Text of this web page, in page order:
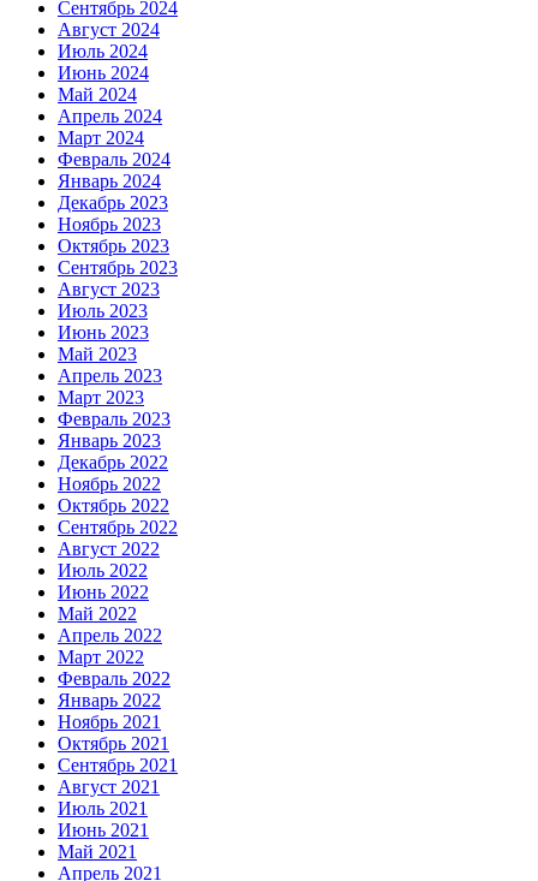
Сентябрь 2024
Август 2024
Июль 2024
Июнь 2024
Май 2024
Апрель 2024
Март 2024
Февраль 2024
Январь 2024
Декабрь 2023
Ноябрь 2023
Октябрь 2023
Сентябрь 2023
Август 2023
Июль 2023
Июнь 2023
Май 2023
Апрель 2023
Март 2023
Февраль 2023
Январь 2023
Декабрь 2022
Ноябрь 2022
Октябрь 2022
Сентябрь 2022
Август 2022
Июль 2022
Июнь 2022
Май 2022
Апрель 2022
Март 2022
Февраль 2022
Январь 2022
Ноябрь 2021
Октябрь 2021
Сентябрь 2021
Август 2021
Июль 2021
Июнь 2021
Май 2021
Апрель 2021